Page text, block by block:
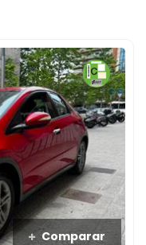
Comparar